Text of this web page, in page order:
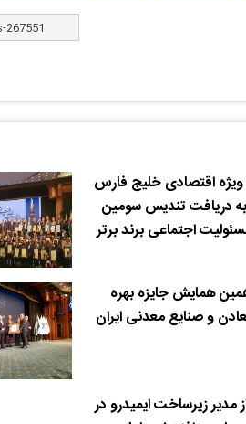
اقتصادی خلیج فارس
دریافت تندیس سومین
اجتماعی برند برتر
همایش جایزه بهره
و صنایع معدنی ایران
مدیر زیرساخت ایمیدرو در